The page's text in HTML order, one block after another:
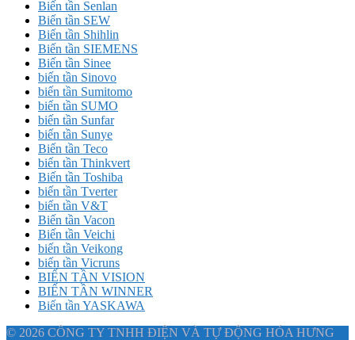
Biến tần Senlan
Biến tần SEW
Biến tần Shihlin
Biến tần SIEMENS
Biến tần Sinee
biến tần Sinovo
biến tần Sumitomo
biến tần SUMO
biến tần Sunfar
biến tần Sunye
Biến tần Teco
biến tần Thinkvert
Biến tần Toshiba
biến tần Tverter
biến tần V&T
Biến tần Vacon
Biến tần Veichi
biến tần Veikong
biến tần Vicruns
BIẾN TẦN VISION
BIẾN TẦN WINNER
Biến tần YASKAWA
© 2026 CÔNG TY TNHH ĐIỆN VÀ TỰ ĐỘNG HÓA HƯNG